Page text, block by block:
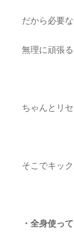
だから必要
無理に頑張
ちゃんとリ
そこでキック
・全身使っ